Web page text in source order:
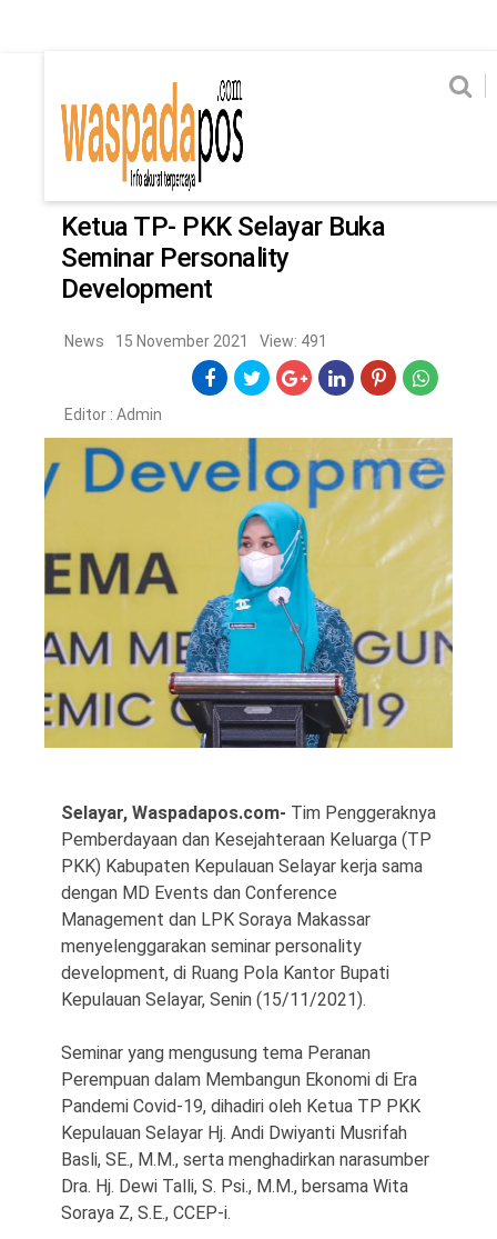
Home News
Ekonomi Hukum & Kriminal
Politik Metro
Hiburan Pendidikan
Edukasi Tekno
Copyright
2026
Waspada
Home News Ekonomi Hukum & Kriminal
News
Ketua TP- PKK Selayar Buka
Seminar Personality
Development
News 15 November 2021 View: 491
Editor : Admin
Selayar, Waspadapos.com- Tim Penggeraknya
Pemberdayaan dan Kesejahteraan Keluarga (TP
PKK) Kabupaten Kepulauan Selayar kerja sama
dengan MD Events dan Conference
Management dan LPK Soraya Makassar
menyelenggarakan seminar personality
development, di Ruang Pola Kantor Bupati
Kepulauan Selayar, Senin (15/11/2021).
Seminar yang mengusung tema Peranan
Perempuan dalam Membangun Ekonomi di Era
Pandemi Covid-19, dihadiri oleh Ketua TP PKK
Kepulauan Selayar Hj. Andi Dwiyanti Musrifah
Basli, SE., M.M., serta menghadirkan narasumber
Dra. Hj. Dewi Talli, S. Psi., M.M., bersama Wita
Soraya Z, S.E., CCEP-i.